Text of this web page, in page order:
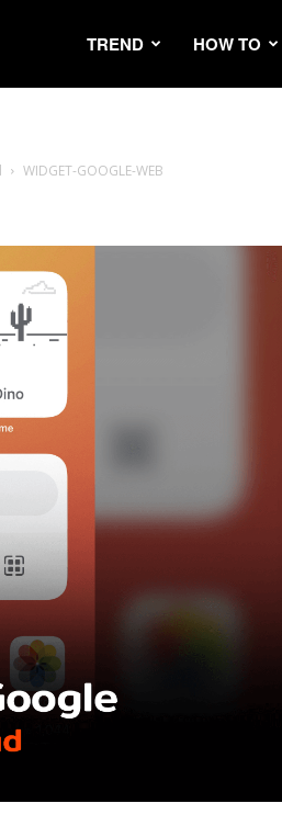
TREND HOW TO
WIDGET-GOOGLE-WEB